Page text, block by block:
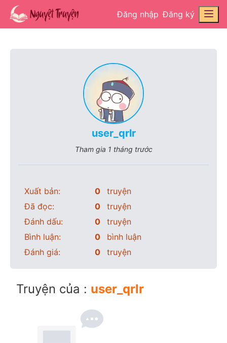
Đăng nhập Đăng ký
user_qrlr
Tham gia 1 tháng trước
Xuất bản: 0
truyện
Đã đọc:
0
truyện
Đánh dấu:
0
truyện
Bình luận:
0
bình luận
Đánh giá:
0 truyện
Truyện của : user_qrlr